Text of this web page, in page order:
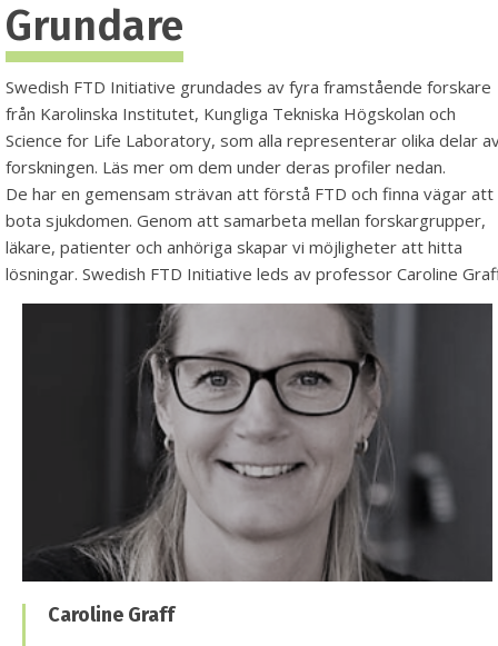
Grundare
Swedish FTD Initiative grundades av fyra framstående forskare
från Karolinska Institutet, Kungliga Tekniska Högskolan och
Science for Life Laboratory, som alla representerar olika delar
forskningen. Läs mer om dem under deras profiler nedan.
De har en gemensam strävan att förstå FTD och finna vägar att
bota sjukdomen. Genom att samarbeta mellan forskargrupper,
läkare, patienter och anhöriga skapar vi möjligheter att hitta
lösningar. Swedish FTD Initiative leds av professor Caroline
Caroline Graff